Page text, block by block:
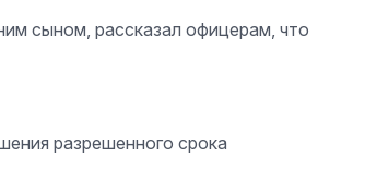
сыном, рассказал офицерам, что
разрешенного срока